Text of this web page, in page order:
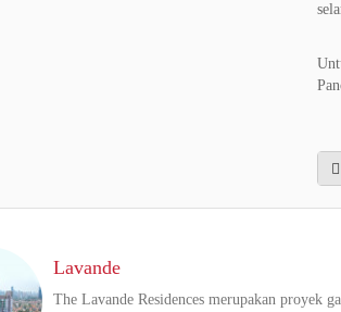
Lavande
The Lavande Residences merupakan proyek